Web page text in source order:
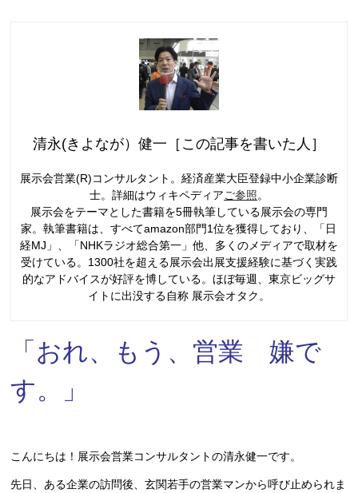
清永(きよなが）健一［この記事を書いた人］
展示会営業(R)コンサルタント。経済産業大臣登録中小企業診断
士。詳細はウィキペディアご参照。
展示会をテーマとした書籍を5冊執筆している展示会の専門
家。執筆書籍は、すべてamazon部門1位を獲得しており、「日
経MJ」、「NHKラジオ総合第一」他、多くのメディアで取材を
受けている。1300社を超える展示会出展支援経験に基づく実践
的なアドバイスが好評を博している。ほぼ毎週、東京ビッグサ
イトに出没する自称 展示会オタク。
「おれ、もう、営業 嫌で
す。」
こんにちは！展示会営業コンサルタントの清永健一です。
先日、ある企業の訪問後、玄関若手の営業マンから呼び止められま